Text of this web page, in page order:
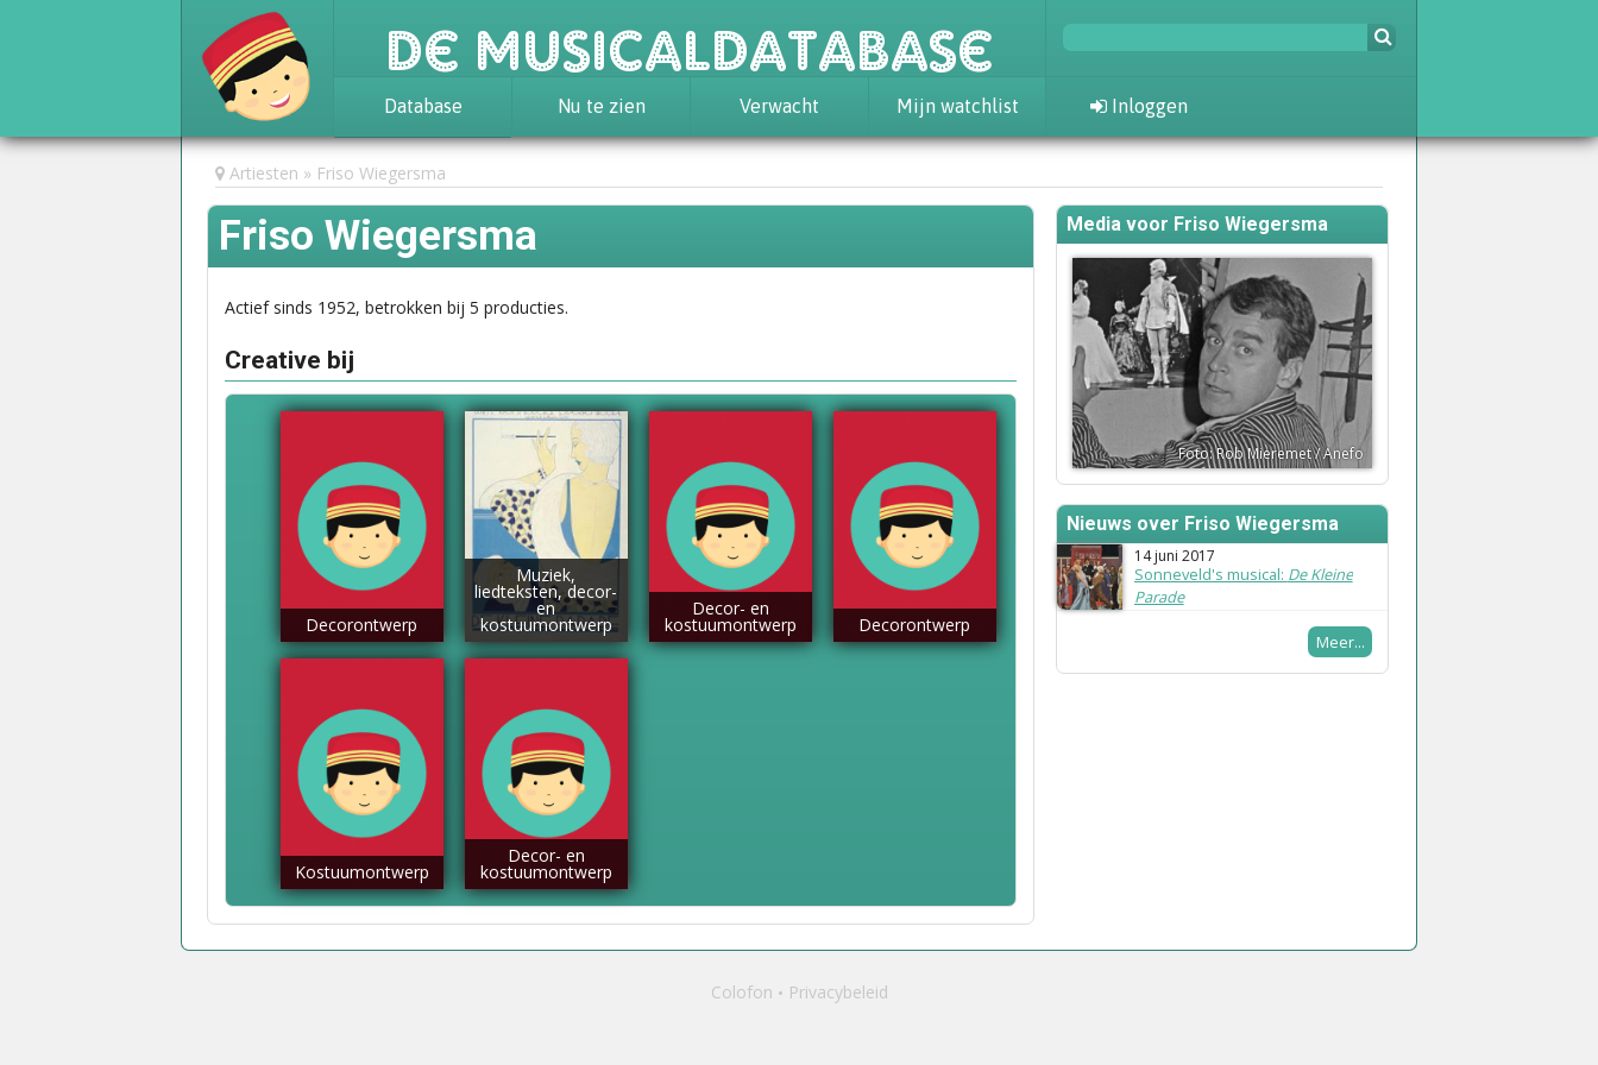
De Musicaldatabase
Database
Achtergrond
Awards
Statistieken
Nu te zien Verwacht Mijn watchlist Inloggen
Artiesten Friso Wiegersma
Friso Wiegersma
Actief sinds 1952, betrokken bij 5 producties.
Creative bij
Decorontwerp
Muziek,
liedteksten, decor-
en
kostuumontwerp
Decor- en
kostuumontwerp Decorontwerp
Kostuumontwerp
Decor- en
kostuumontwerp
Media voor Friso Wiegersma
Foto: Rob Mieremet / Anefo
Nieuws over Friso Wiegersma
14 juni 2017
Sonneveld's musical: De Kleine
Parade
Meer...
Colofon Privacybeleid